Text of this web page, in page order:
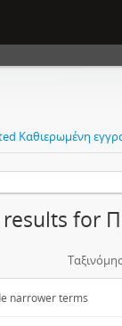
Καθιερωμένη
results for
narrower terms